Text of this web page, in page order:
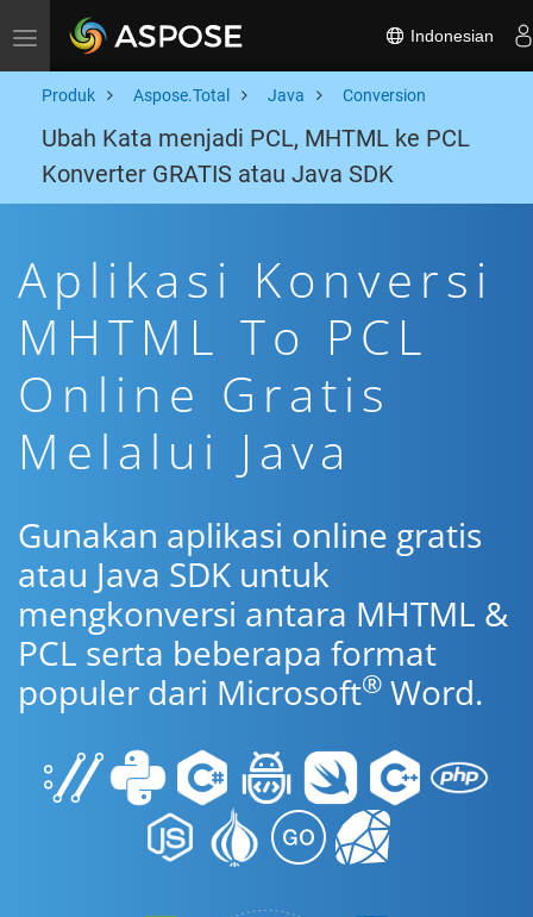
Toggle navigation Indonesian
Produk Aspose.Total Java Conversion
Ubah Kata menjadi PCL, MHTML ke PCL
Konverter GRATIS atau Java SDK
Aplikasi Konversi
MHTML To PCL
Online Gratis
Melalui Java
Gunakan aplikasi online gratis
atau Java SDK untuk
mengkonversi antara MHTML &
PCL serta beberapa format
populer dari Microsoft® Word.